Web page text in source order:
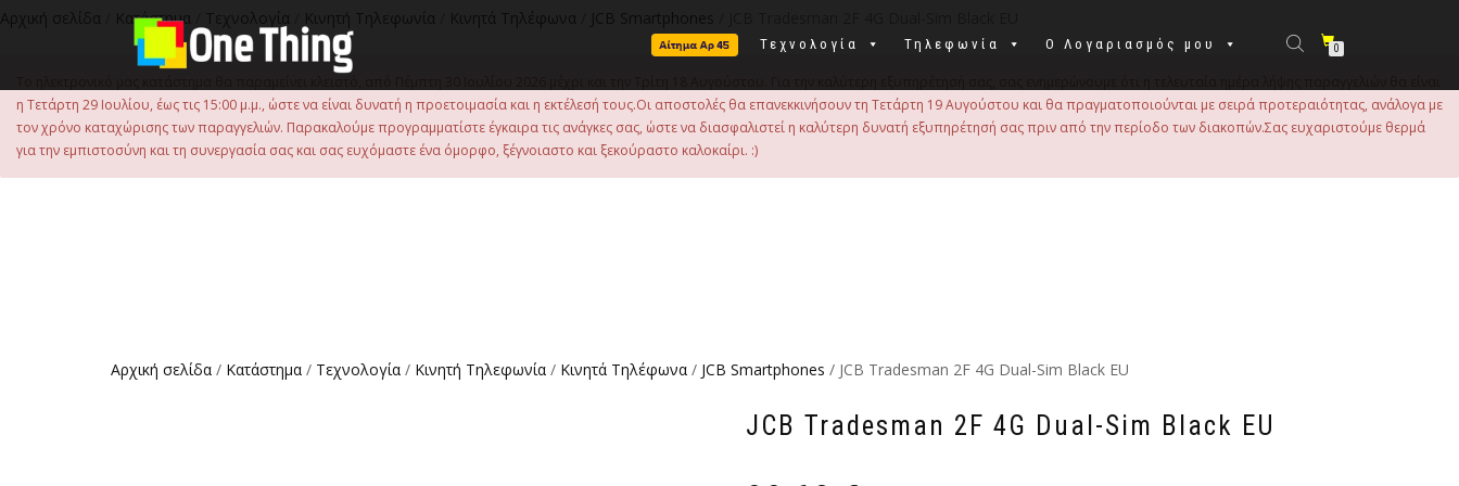
Τεχνολογία Τηλεφωνία Ο Λογαριασμός μου 0
Αρχική σελίδα Κατάστημα Τεχνολογία Κινητή Τηλεφωνία Κινητά Τηλέφωνα JCB Smartphones
η Τετάρτη 29 Ιουλίου, έως τις 15:00 μ.μ., ώστε να είναι δυνατή η προετοιμασία και η εκτέλεσή τους.Οι αποστολές θα επανεκκινήσουν τη Τετάρτη 19 Αυγούστου και θα πραγματοποιούνται με σειρά προτεραιότητας, ανάλογα με
τον χρόνο καταχώρισης των παραγγελιών. Παρακαλούμε προγραμματίστε έγκαιρα τις ανάγκες σας, ώστε να διασφαλιστεί η καλύτερη δυνατή εξυπηρέτησή σας πριν από την περίοδο των διακοπών.Σας ευχαριστούμε θερμά
για την εμπιστοσύνη και τη συνεργασία σας και σας ευχόμαστε ένα όμορφο, ξέγνοιαστο και ξεκούραστο καλοκαίρι. :)
Αρχική σελίδα / Κατάστημα / Τεχνολογία / Κινητή Τηλεφωνία / Κινητά Τηλέφωνα / JCB Smartphones / JCB Tradesman 2F 4G Dual-Sim Black EU
JCB Tradesman 2F 4G Dual-Sim Black EU